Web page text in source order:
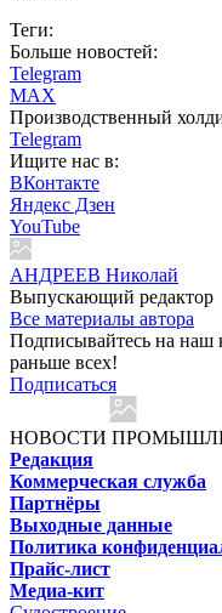
Теги:
Больше новостей:
Telegram
MAX
Производственный
Telegram
Ищите нас в:
ВКонтакте
Яндекс Дзен
YouTube
АНДРЕЕВ Николай
Выпускающий редактор
Все материалы автора
Подписывайтесь на наш
раньше всех!
Подписаться
НОВОСТИ
Редакция
Коммерческая служба
Партнёры
Выходные данные
Политика
Прайс-лист
Медиа-кит